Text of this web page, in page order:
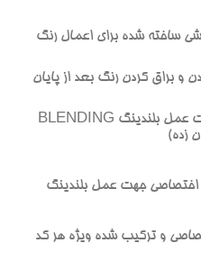
ساخته شده براي اعمال رنگ
و براق کردن رنگ بعد از پايان
پارچه مخصوص سفارشي جهت عمل بلندينگ BLENDING
زده)
جهت عمل بلندينگ
و ترکيب شده ويژه هر کد